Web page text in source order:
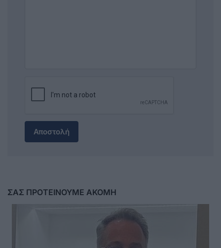
Αποστολή
ΣΑΣ ΠΡΟΤΕΙΝΟΥΜΕ ΑΚΟΜΗ